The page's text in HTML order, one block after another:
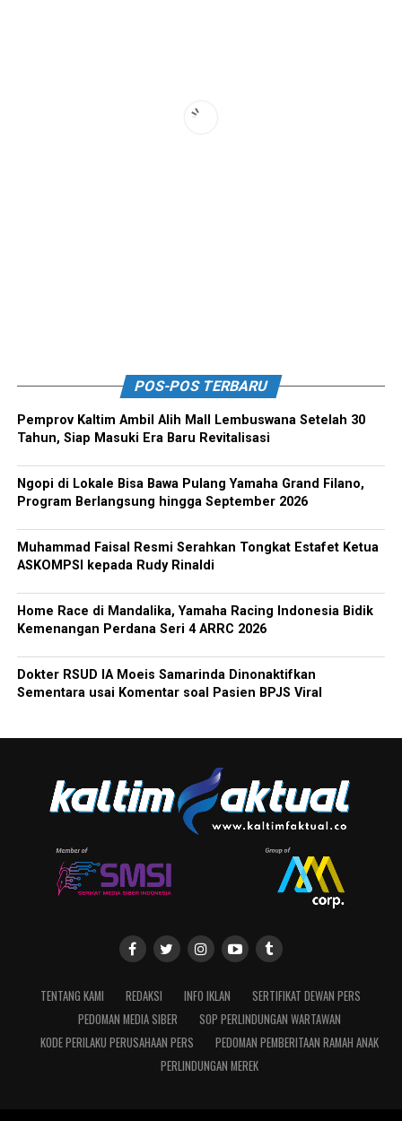
POS-POS TERBARU
Pemprov Kaltim Ambil Alih Mall Lembuswana Setelah 30
Tahun, Siap Masuki Era Baru Revitalisasi
Ngopi di Lokale Bisa Bawa Pulang Yamaha Grand Filano,
Program Berlangsung hingga September 2026
Muhammad Faisal Resmi Serahkan Tongkat Estafet Ketua
ASKOMPSI kepada Rudy Rinaldi
Home Race di Mandalika, Yamaha Racing Indonesia Bidik
Kemenangan Perdana Seri 4 ARRC 2026
Dokter RSUD IA Moeis Samarinda Dinonaktifkan
Sementara usai Komentar soal Pasien BPJS Viral
TENTANG KAMI REDAKSI INFO IKLAN
SERTIFIKAT DEWAN PERS
PEDOMAN MEDIA SIBER
SOP PERLINDUNGAN WARTAWAN
KODE PERILAKU PERUSAHAAN PERS
PEDOMAN PEMBERITAAN RAMAH ANAK
PERLINDUNGAN MEREK